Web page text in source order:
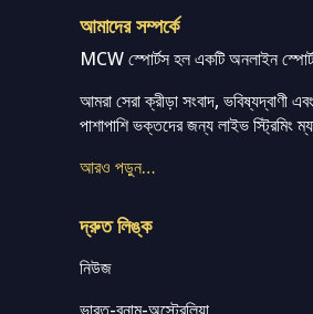
আমাদের সম্পর্কে
MCW স্পোর্টস হল একটি অনলাইন
আমরা সেরা ক্রীড়া সংবাদ, ভবিষ্যদ্বাণী
পাশাপাশি ভক্তদের জন্য লাইভ স্ট্রিমিং
আরও পড়ুন…
দ্রুত লিঙ্ক
নিউজ